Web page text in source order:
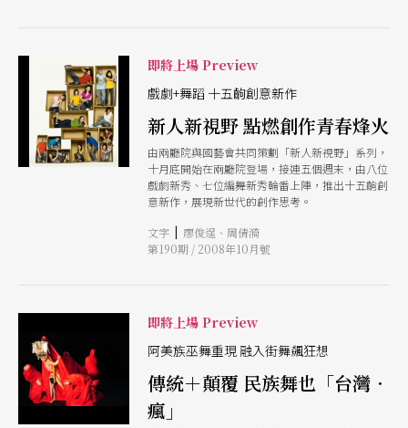
即將上場 Preview
戲劇+舞蹈 十五齣創意新作
新人新視野 點燃創作青春烽火
由兩廳院與國藝會共同策劃「新人新視野」系列，
十月底開始在兩廳院登場，接連五個週末，由八位
戲劇新秀、七位編舞新秀輪番上陣，推出十五齣創
意新作，展現新世代的創作思考。
文字 | 廖俊逞、周倩漪
第190期 / 2008年10月號
即將上場 Preview
阿美族巫舞重現 融入街舞飆狂想
傳統＋顛覆 民族舞也「台灣．
瘋」